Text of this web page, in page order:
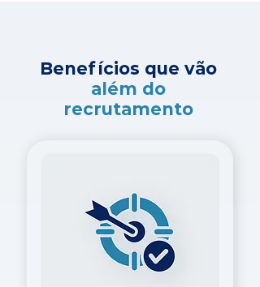
Benefícios que vão
além do
recrutamento